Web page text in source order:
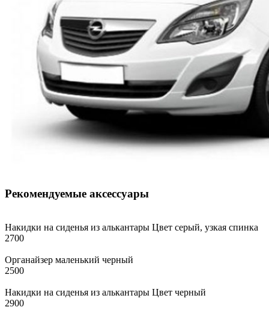
Рекомендуемые аксессуары
Накидки на сиденья из алькантары Цвет серый, узкая спинка
2700
Органайзер маленький черный
2500
Накидки на сиденья из алькантары Цвет черный
2900